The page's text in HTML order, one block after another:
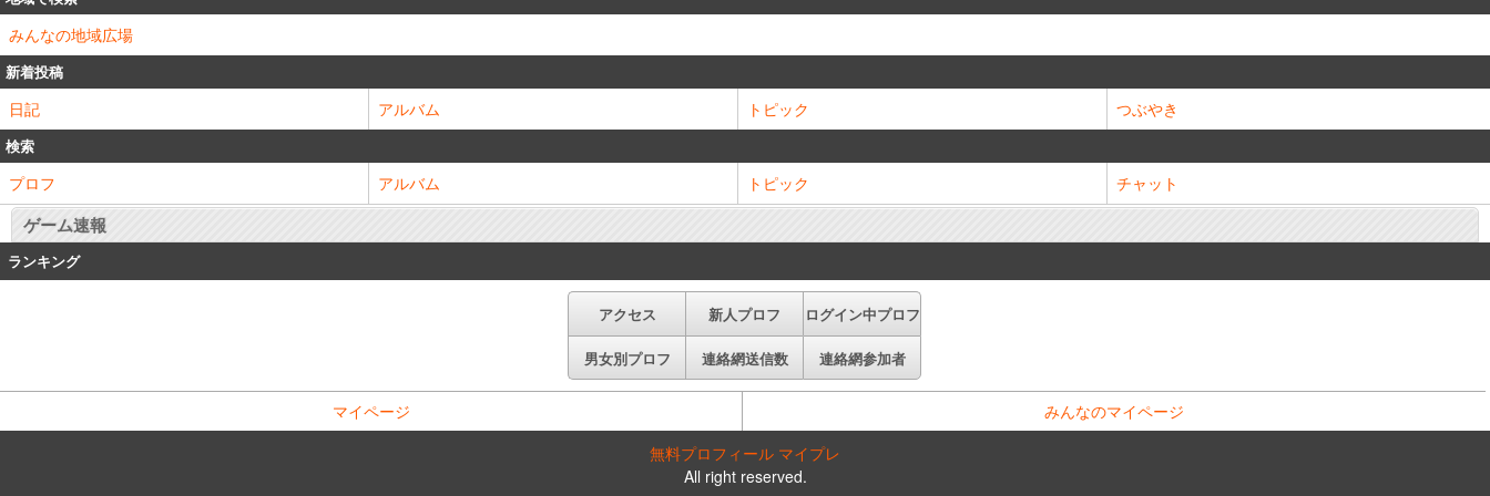
みんなの地域広場
新着投稿
日記 アルバム トピック つぶやき
検索
プロフ アルバム トピック チャット
ゲーム速報
ランキング
アクセス 新人プロフ ログイン中プロフ
男女別プロフ 連絡網送信数 連絡網参加者
マイページ
みんなのマイページ
無料プロフィール マイプレ
All right reserved.